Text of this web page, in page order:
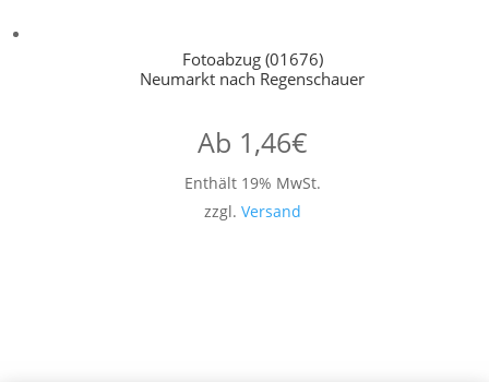
Fotoabzug (01676)
Neumarkt nach Regenschauer
Ab 1,46€
Enthält 19% MwSt.
zzgl. Versand